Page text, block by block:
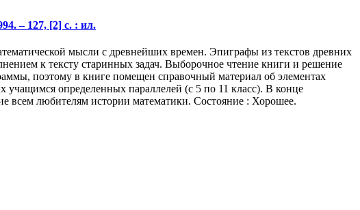
– 127, [2] с. : ил.
мысли с древнейших времен. Эпиграфы из текстов древних
к тексту старинных задач. Выборочное чтение книги и решение
поэтому в книге помещен справочный материал об элементах
учащимся определенных параллелей (с 5 по 11 класс). В конце
всем любителям истории математики. Состояние : Хорошее.